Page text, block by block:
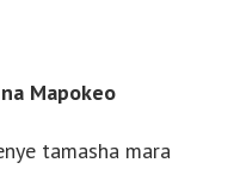
Mapokeo
tamasha mara